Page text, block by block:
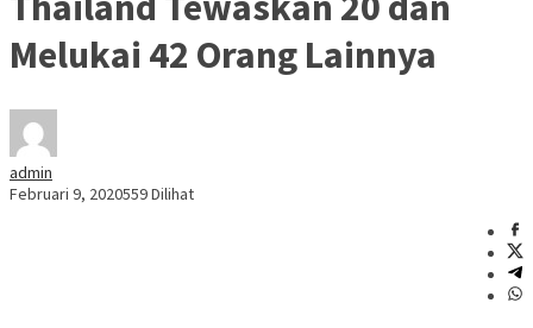
Melukai 42 Orang Lainnya
admin
Februari 9, 2020559 Dilihat